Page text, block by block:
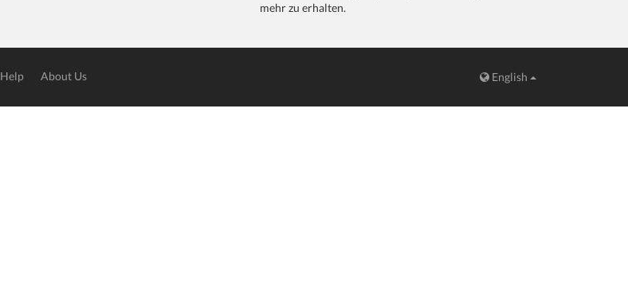
mehr zu erhalten.
Help About Us English